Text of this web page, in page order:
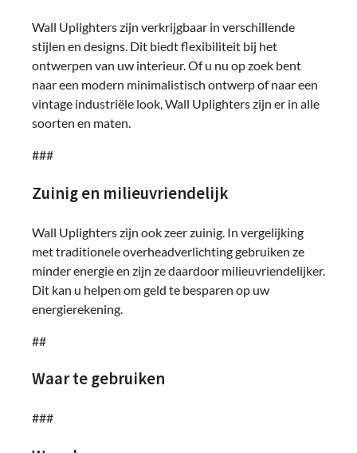
Wall Uplighters zijn verkrijgbaar in verschillende
stijlen en designs. Dit biedt flexibiliteit bij het
ontwerpen van uw interieur. Of u nu op zoek bent
naar een modern minimalistisch ontwerp of naar een
vintage industriële look, Wall Uplighters zijn er in alle
soorten en maten.
###
Zuinig en milieuvriendelijk
Wall Uplighters zijn ook zeer zuinig. In vergelijking
met traditionele overheadverlichting gebruiken ze
minder energie en zijn ze daardoor milieuvriendelijker.
Dit kan u helpen om geld te besparen op uw
energierekening.
##
Waar te gebruiken
###